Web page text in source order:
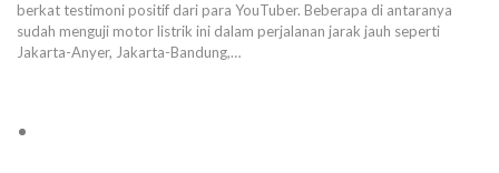
berkat testimoni positif dari para YouTuber. Beberapa di antaranya
sudah menguji motor listrik ini dalam perjalanan jarak jauh seperti
Jakarta-Anyer, Jakarta-Bandung,…